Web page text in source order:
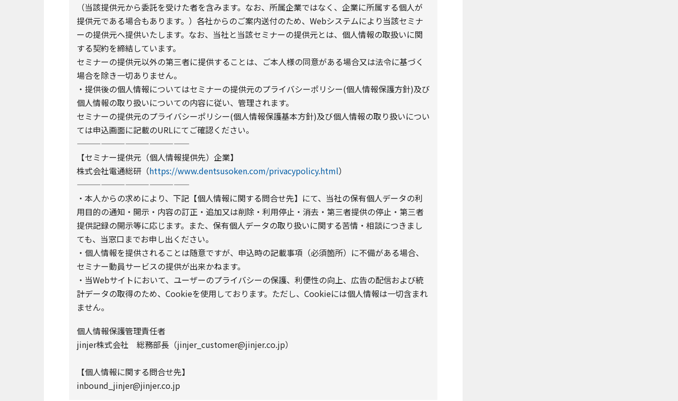
（当該提供元から委託を受けた者を含みます。なお、所属企業ではなく、企業に所属する個人が
提供元である場合もあります。）各社からのご案内送付のため、Webシステムにより当該セミナ
ーの提供元へ提供いたします。なお、当社と当該セミナーの提供元とは、個人情報の取扱いに関
する契約を締結しています。
セミナーの提供元以外の第三者に提供することは、ご本人様の同意がある場合又は法令に基づく
場合を除き一切ありません。
・提供後の個人情報についてはセミナーの提供元のプライバシーポリシー(個人情報保護方針)及び
個人情報の取り扱いについての内容に従い、管理されます。
セミナーの提供元のプライバシーポリシー(個人情報保護基本方針)及び個人情報の取り扱いについ
ては申込画面に記載のURLにてご確認ください。
——————————————
【セミナー提供元（個人情報提供先）企業】
株式会社電通総研（https://www.dentsusoken.com/privacypolicy.html）
——————————————
・本人からの求めにより、下記【個人情報に関する問合せ先】にて、当社の保有個人データの利
用目的の通知・開示・内容の訂正・追加又は削除・利用停止・消去・第三者提供の停止・第三者
提供記録の開示等に応じます。また、保有個人データの取り扱いに関する苦情・相談につきまし
ても、当窓口までお申し出ください。
・個人情報を提供されることは随意ですが、申込時の記載事項（必須箇所）に不備がある場合、
セミナー動員サービスの提供が出来かねます。
・当Webサイトにおいて、ユーザーのプライバシーの保護、利便性の向上、広告の配信および統
計データの取得のため、Cookieを使用しております。ただし、Cookieには個人情報は一切含まれ
ません。
個人情報保護管理責任者
jinjer株式会社 総務部長（jinjer_customer@jinjer.co.jp）
【個人情報に関する問合せ先】
inbound_jinjer@jinjer.co.jp